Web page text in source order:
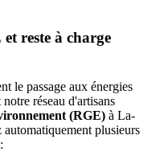
reste à charge
le passage aux énergies
réseau d'artisans
(RGE) à La-
automatiquement plusieurs